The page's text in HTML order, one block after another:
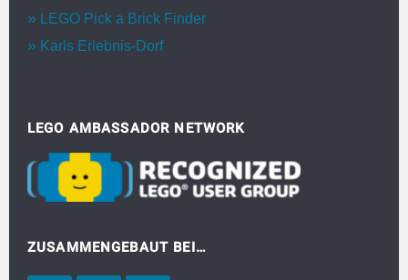
LEGO Pick a Brick Finder
Karls Erlebnis-Dorf
LEGO AMBASSADOR NETWORK
ZUSAMMENGEBAUT BEI…